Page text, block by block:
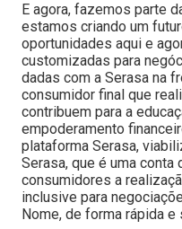
E agora, fazemos parte
estamos criando um
oportunidades aqui e
customizadas para
dadas com a Serasa na
consumidor final que
contribuem para a
empoderamento
plataforma Serasa,
Serasa, que é uma
consumidores a
inclusive para
Nome, de forma rápida e